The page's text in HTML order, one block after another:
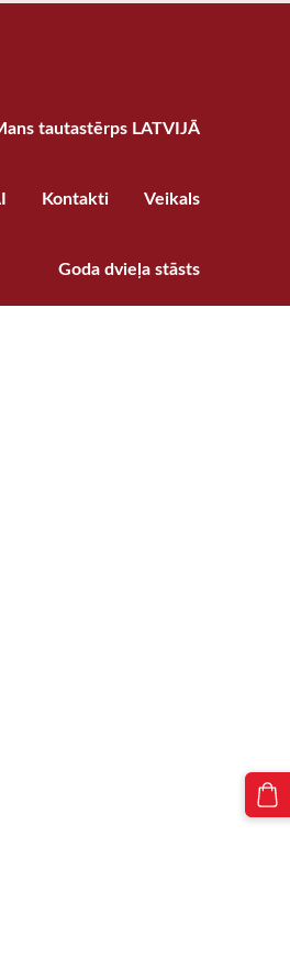
tautastērps LATVIJĀ
Kontakti Veikals
Goda dvieļa stāsts